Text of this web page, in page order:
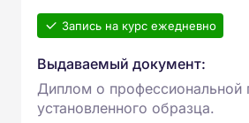
Запись на курс ежедневно
Выдаваемый документ:
Диплом о профессиональной
установленного образца.